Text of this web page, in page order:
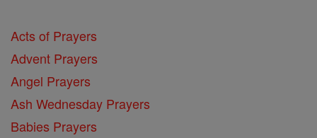
Acts of Prayers
Advent Prayers
Angel Prayers
Ash Wednesday Prayers
Babies Prayers